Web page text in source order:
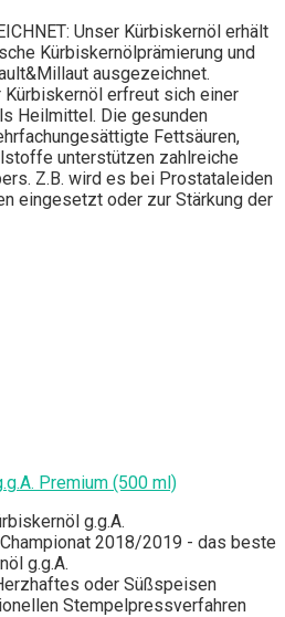
Unser Kürbiskernöl erhält
Kürbiskernölprämierung und
ausgezeichnet.
Kürbiskernöl erfreut sich einer
Heilmittel. Die gesunden
Fettsäuren,
unterstützen zahlreiche
Z.B. wird es bei Prostataleiden
eingesetzt oder zur Stärkung der
Premium (500 ml)
g.g.A.
2018/2019 - das beste
g.g.A.
oder Süßspeisen
Stempelpressverfahren